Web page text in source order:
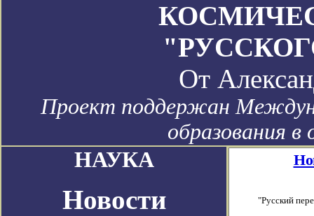
От
Проект поддержан
образования
НАУКА
Новости
"Русский